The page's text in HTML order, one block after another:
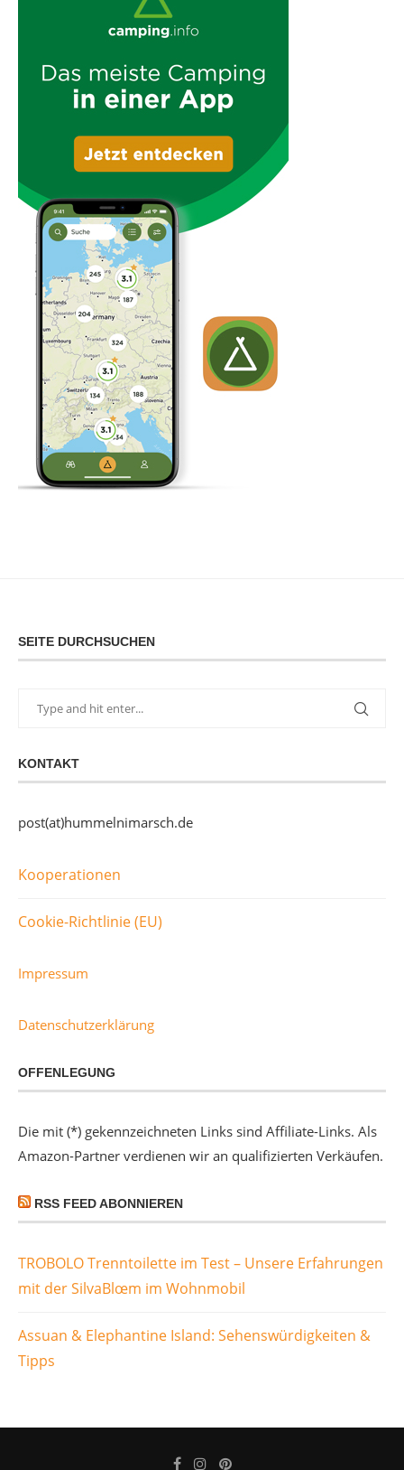
SEITE DURCHSUCHEN
KONTAKT
post(at)hummelnimarsch.de
Kooperationen
Cookie-Richtlinie (EU)
Impressum
Datenschutzerklärung
OFFENLEGUNG
Die mit (*) gekennzeichneten Links sind Affiliate-Links. Als
Amazon-Partner verdienen wir an qualifizierten Verkäufen.
RSS FEED ABONNIEREN
TROBOLO Trenntoilette im Test – Unsere Erfahrungen
mit der SilvaBlœm im Wohnmobil
Assuan & Elephantine Island: Sehenswürdigkeiten &
Tipps